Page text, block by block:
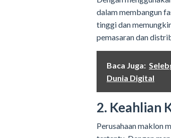
dalam membangun
tinggi dan
pemasaran dan
Baca Juga:
Dunia Digital
2. Keahlian
Perusahaan maklon